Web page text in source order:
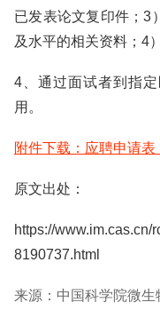
已发表论文复印件；3
及水平的相关资料；4
4、通过面试者到指
用。
附件下载：应聘申请
原文出处：
https://www.im.cas.cn/
8190737.html
来源：中国科学院微生